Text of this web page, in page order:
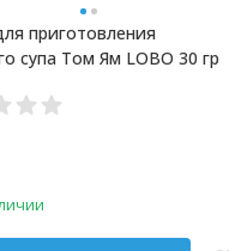
приготовления
супа Том Ям LOBO 30 гр